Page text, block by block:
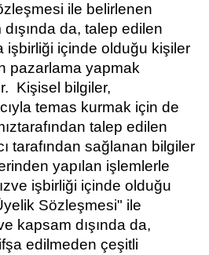
ile belirlenen
da, talep edilen
işbirliği içinde olduğu kişiler
pazarlama yapmak
Kişisel bilgiler,
temas kurmak için de
tarafından talep edilen
tarafından sağlanan bilgiler
yapılan işlemlerle
ve işbirliği içinde olduğu
Sözleşmesi" ile
kapsam dışında da,
edilmeden çeşitli